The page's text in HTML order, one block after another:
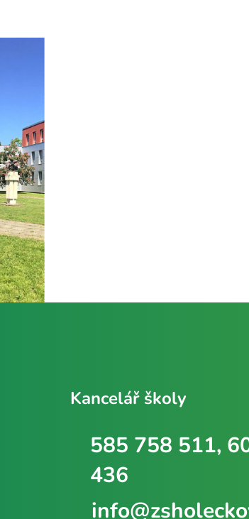
Kancelář školy
585 758 511,
436